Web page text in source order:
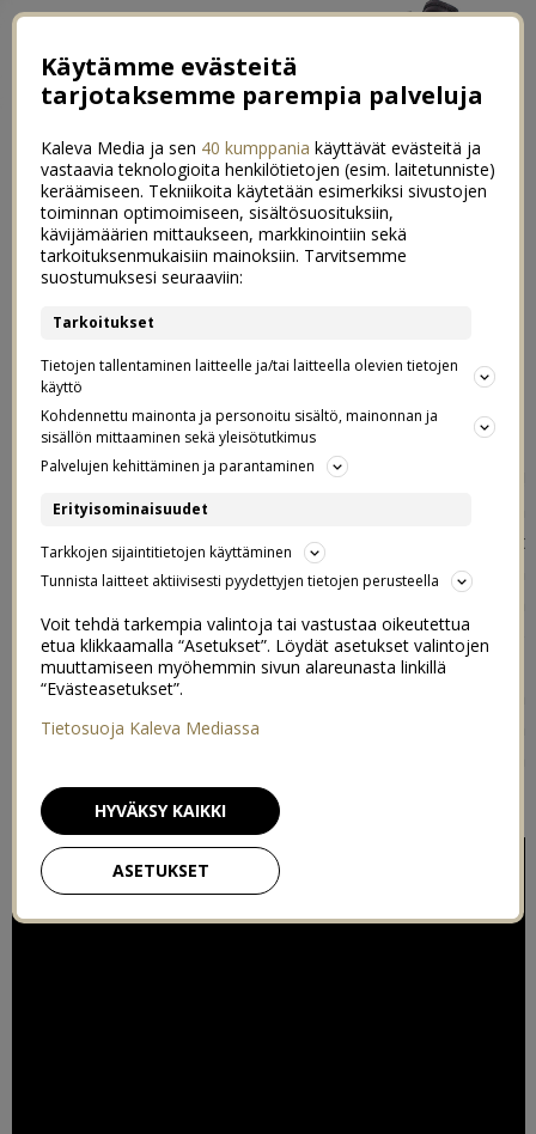
←Luukku 2: Lasten joululahjatoiveita
Luukku 3: Lastenvaatearvonta & 25% alekoodi
Oton ja Iinan Q&A
02.12.2016
Kiitos hei hurjasti kaikille jotka lähettivät kysymyksiä!
Tässä on mun ja Oton ensimmäinen osa vastauksia
teidän kysymyksiin. Ne joihin toivottiin vastaukset
videolla, on vastattu videolla, ja ne jotka haluttiin
kirjoitettuna. Kysymyksiä tuli niin paljon että tulee
ainakin vielä 1 tai 2 osaa vastauksia lisää myöhemmin,
mutta tässä tosiaan siis nämä ensimmäiset. Vitsit meillä
oli hauskaa kun Oton kanssa kuvattiin videota ja
videoita kun se on niin kivaa.
Käytämme evästeitä
tarjotaksemme parempia palveluja
Kaleva Media ja sen 40 kumppania käyttävät evästeitä ja
vastaavia teknologioita henkilötietojen (esim. laitetunniste)
keräämiseen. Tekniikoita käytetään esimerkiksi sivustojen
toiminnan optimoimiseen, sisältösuosituksiin,
kävijämäärien mittaukseen, markkinointiin sekä
tarkoituksenmukaisiin mainoksiin. Tarvitsemme
suostumuksesi seuraaviin:
Tarkoitukset
Tietojen tallentaminen laitteelle ja/tai laitteella olevien tietojen
käyttö
Kohdennettu mainonta ja personoitu sisältö, mainonnan ja
sisällön mittaaminen sekä yleisötutkimus
Palvelujen kehittäminen ja parantaminen
Erityisominaisuudet
Tarkkojen sijaintitietojen käyttäminen
Tunnista laitteet aktiivisesti pyydettyjen tietojen perusteella
Voit tehdä tarkempia valintoja tai vastustaa oikeutettua
etua klikkaamalla “Asetukset”. Löydät asetukset valintojen
muuttamiseen myöhemmin sivun alareunasta linkillä
“Evästeasetukset”.
Tietosuoja Kaleva Mediassa
ASETUKSET
HYVÄKSY KAIKKI